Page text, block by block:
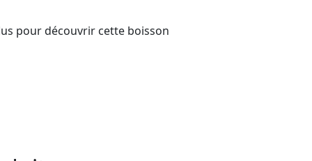
pour découvrir cette boisson